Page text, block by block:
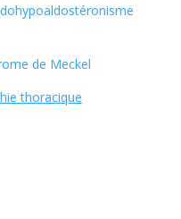
de Meckel
thoracique